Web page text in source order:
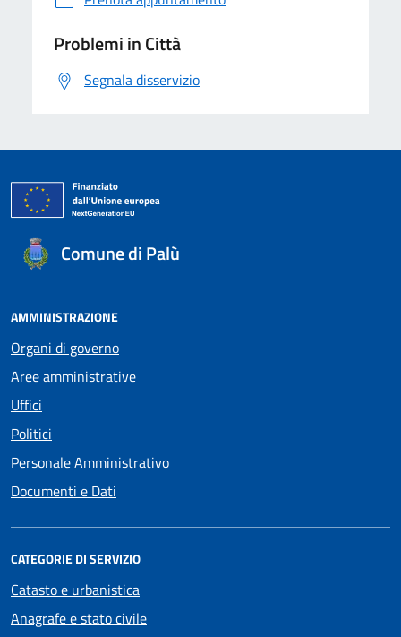
Problemi in Città
Segnala disservizio
Comune di Palù
AMMINISTRAZIONE
Organi di governo
Aree amministrative
Uffici
Politici
Personale Amministrativo
Documenti e Dati
CATEGORIE DI SERVIZIO
Catasto e urbanistica
Anagrafe e stato civile